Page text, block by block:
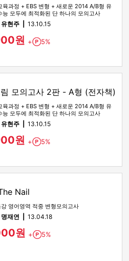
육과정 + EBS 변형 + 새로운 2014 A/B형 유
능 모두에 최적화된 단 하나의 모의고사
유현주 13.10.15
원 + Point
5%
모의고사 2판 - A형 (전자책)
육과정 + EBS 변형 + 새로운 2014 A/B형 유
능 모두에 최적화된 단 하나의 모의고사
유현주 13.10.15
원 + Point
5%
Nail
영어영역 적중 변형모의고사
명재연 13.04.18
원 + Point
5%